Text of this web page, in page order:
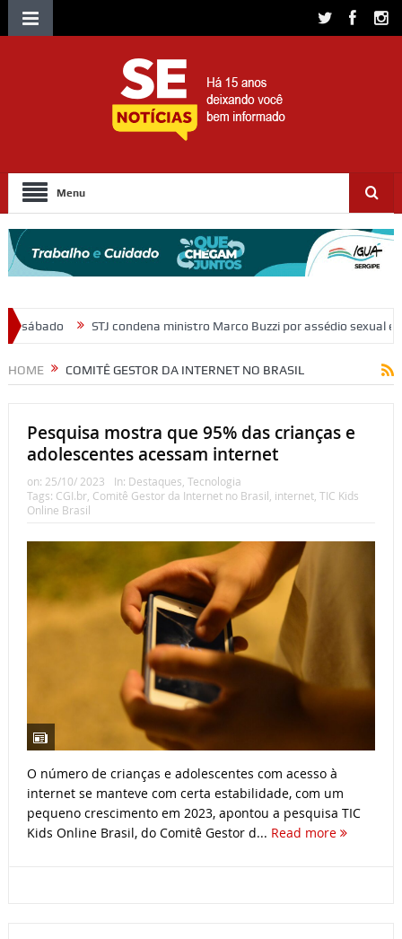
Menu
ministro Marco Buzzi por assédio sexual e importunação
HOME COMITÊ GESTOR DA INTERNET NO BRASIL
Pesquisa mostra que 95% das crianças e
adolescentes acessam internet
on: 25/10/ 2023 In: Destaques, Tecnologia
Tags: CGI.br, Comitê Gestor da Internet no Brasil, internet, TIC Kids
Online Brasil
O número de crianças e adolescentes com acesso à
internet se manteve com certa estabilidade, com um
pequeno crescimento em 2023, apontou a pesquisa TIC
Kids Online Brasil, do Comitê Gestor d... Read more